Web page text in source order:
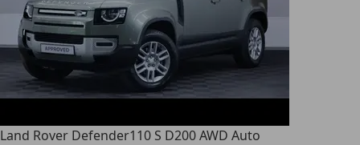
Land Rover Defender110 S D200 AWD Auto